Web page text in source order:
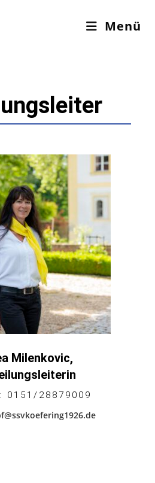
Menü
Milenkovic,
0151/28879009